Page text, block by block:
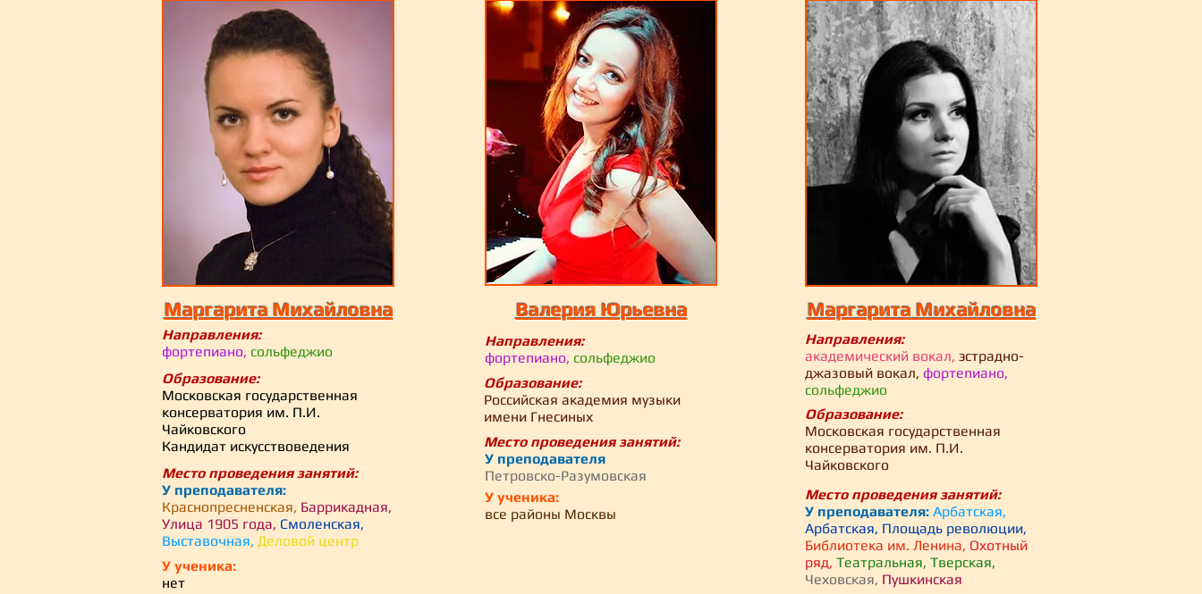
Маргарита Михайловна
Направления:
фортепиано, сольфеджио
Образование:
Московская государственная
консерватория им. П.И.
Чайковского
Кандидат искусствоведения
Место проведения занятий:
У преподавателя:
Краснопресненская, Баррикадная,
Улица 1905 года, Смоленская,
Выставочная, Деловой центр
У ученика:
нет
Валерия Юрьевна
Направления:
фортепиано, сольфеджио
Образование:
Российская академия музыки
имени Гнесиных
Место проведения занятий:
У преподавателя
Петровско-Разумовская
У ученика:
все районы Москвы
Маргарита Михайловна
Направления:
академический вокал, эстрадно-
джазовый вокал, фортепиано,
сольфеджио
Образование:
Московская государственная
консерватория им. П.И.
Чайковского
Место проведения занятий:
У преподавателя: Арбатская,
Арбатская, Площадь революции,
Библиотека им. Ленина, Охотный
ряд, Театральная, Тверская,
Чеховская, Пушкинская